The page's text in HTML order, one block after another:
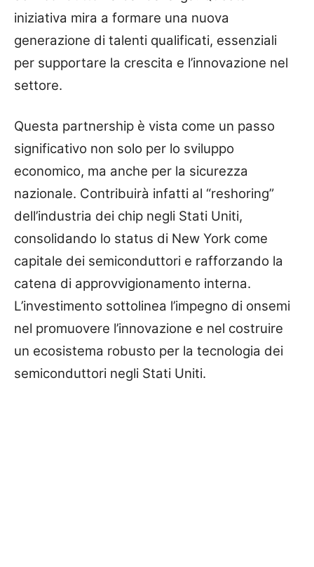
iniziativa mira a formare una nuova
generazione di talenti qualificati, essenziali
per supportare la crescita e l’innovazione nel
settore.
Questa partnership è vista come un passo
significativo non solo per lo sviluppo
economico, ma anche per la sicurezza
nazionale. Contribuirà infatti al “reshoring”
dell’industria dei chip negli Stati Uniti,
consolidando lo status di New York come
capitale dei semiconduttori e rafforzando la
catena di approvvigionamento interna.
L’investimento sottolinea l’impegno di onsemi
nel promuovere l’innovazione e nel costruire
un ecosistema robusto per la tecnologia dei
semiconduttori negli Stati Uniti.